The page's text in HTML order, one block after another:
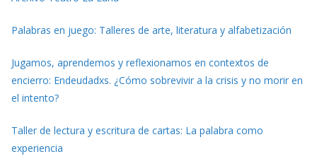
Palabras en juego: Talleres de arte, literatura y alfabetización
Jugamos, aprendemos y reflexionamos en contextos de
encierro: Endeudadxs. ¿Cómo sobrevivir a la crisis y no morir en
el intento?
Taller de lectura y escritura de cartas: La palabra como
experiencia